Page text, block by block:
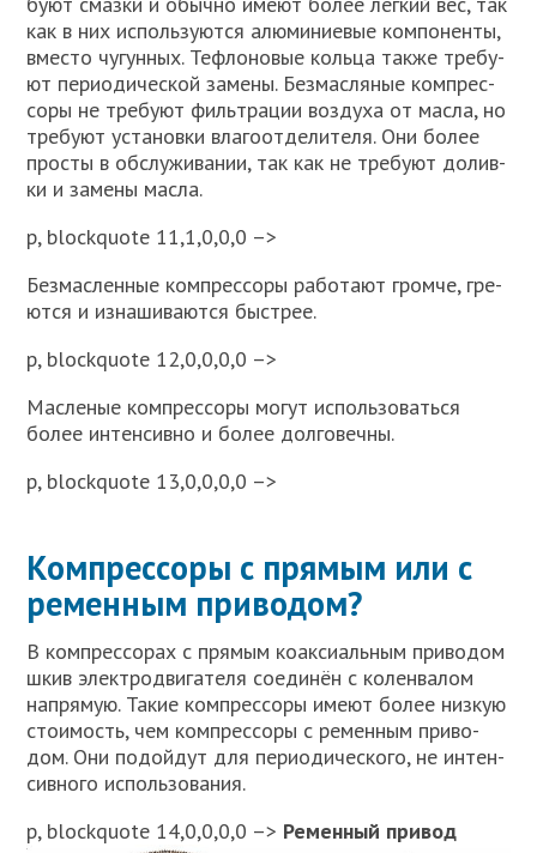
как в них исполь­зу­ют­ся алю­ми­ни­е­вые ком­по­нен­ты,
вме­сто чугун­ных. Тефло­но­вые коль­ца так­же тре­бу­
ют пери­о­ди­че­ской заме­ны. Без­мас­ля­ные ком­прес­
со­ры не тре­бу­ют филь­тра­ции воз­ду­ха от мас­ла, но
тре­бу­ют уста­нов­ки вла­го­от­де­ли­те­ля. Они более
про­сты в обслу­жи­ва­нии, так как не тре­бу­ют долив­
ки и заме­ны мас­ла.
p, blockquote 11,1,0,0,0 –>
Без­мас­лен­ные ком­прес­со­ры рабо­та­ют гром­че, гре­
ют­ся и изна­ши­ва­ют­ся быст­рее.
p, blockquote 12,0,0,0,0 –>
Мас­ле­ные ком­прес­со­ры могут исполь­зо­вать­ся
более интен­сив­но и более дол­го­веч­ны.
p, blockquote 13,0,0,0,0 –>
Компрессоры с прямым или с
ременным приводом?
В ком­прес­со­рах с пря­мым коак­си­аль­ным при­во­дом
шкив элек­тро­дви­га­те­ля соеди­нён с колен­ва­лом
напря­мую. Такие ком­прес­со­ры име­ют более низ­кую
сто­и­мость, чем ком­прес­со­ры с ремен­ным при­во­
дом. Они подой­дут для пери­о­ди­че­ско­го, не интен­
сив­но­го исполь­зо­ва­ния.
p, blockquote 14,0,0,0,0 –> Ремен­ный при­вод